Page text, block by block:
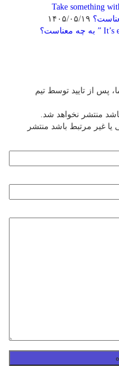
پس از تایید توسط تیم
منتشر نخواهد شد.
یا غیر مرتبط باشد منتشر